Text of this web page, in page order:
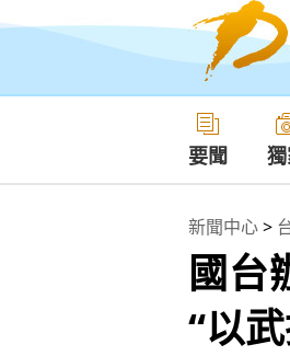
要聞
新聞中心>
國台
“以